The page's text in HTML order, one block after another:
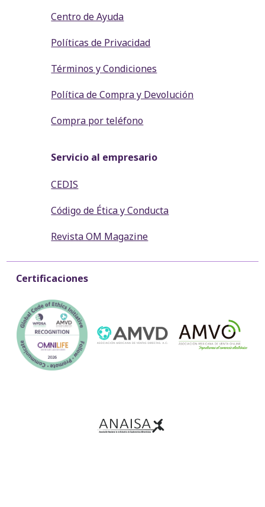
Centro de Ayuda
Políticas de Privacidad
Términos y Condiciones
Política de Compra y Devolución
Compra por teléfono
Servicio al empresario
CEDIS
Código de Ética y Conducta
Revista OM Magazine
Certificaciones